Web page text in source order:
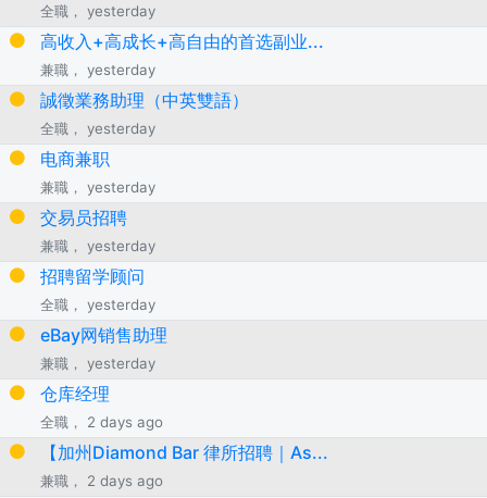
全職， yesterday
高收入+高成长+高自由的首选副业...
兼職， yesterday
誠徵業務助理（中英雙語）
全職， yesterday
电商兼职
兼職， yesterday
交易员招聘
兼職， yesterday
招聘留学顾问
全職， yesterday
eBay网销售助理
兼職， yesterday
仓库经理
全職， 2 days ago
【加州Diamond Bar 律所招聘｜As...
兼職， 2 days ago